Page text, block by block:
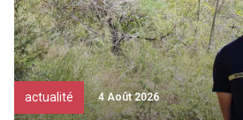
actualité 4 Août 2026